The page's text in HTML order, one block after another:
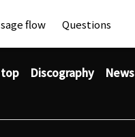
flow Questions
top Discography News